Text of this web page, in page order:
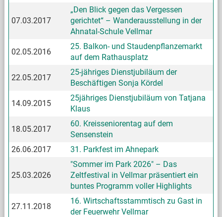
07.03.2017
„Den Blick gegen das Vergessen
gerichtet“ – Wanderausstellung in der
Ahnatal-Schule Vellmar
02.05.2016
25. Balkon- und Staudenpflanzemarkt
auf dem Rathausplatz
22.05.2017
25-jähriges Dienstjubiläum der
Beschäftigen Sonja Kördel
14.09.2015
25jähriges Dienstjubiläum von Tatjana
Klaus
18.05.2017
60. Kreisseniorentag auf dem
Sensenstein
26.06.2017
31. Parkfest im Ahnepark
25.03.2026
"Sommer im Park 2026" – Das
Zeltfestival in Vellmar präsentiert ein
buntes Programm voller Highlights
27.11.2018
16. Wirtschaftsstammtisch zu Gast in
der Feuerwehr Vellmar